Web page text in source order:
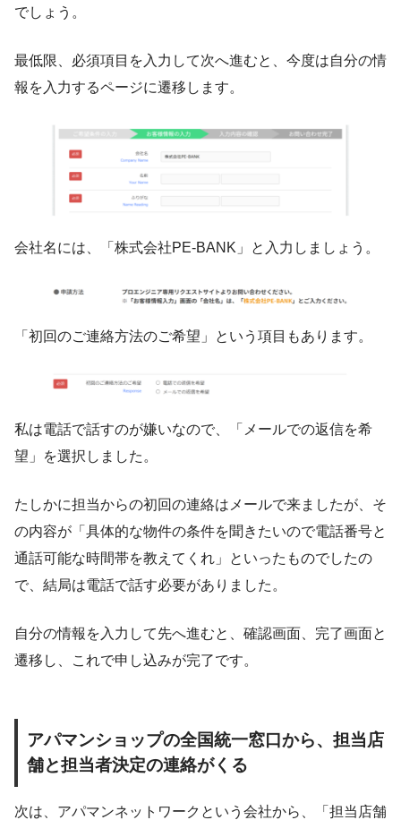
でしょう。
最低限、必須項目を入力して次へ進むと、今度は自分の情
報を入力するページに遷移します。
会社名には、「株式会社PE-BANK」と入力しましょう。
「初回のご連絡方法のご希望」という項目もあります。
私は電話で話すのが嫌いなので、「メールでの返信を希
望」を選択しました。
たしかに担当からの初回の連絡はメールで来ましたが、そ
の内容が「具体的な物件の条件を聞きたいので電話番号と
通話可能な時間帯を教えてくれ」といったものでしたの
で、結局は電話で話す必要がありました。
自分の情報を入力して先へ進むと、確認画面、完了画面と
遷移し、これで申し込みが完了です。
アパマンショップの全国統一窓口から、担当店
舗と担当者決定の連絡がくる
次は、アパマンネットワークという会社から、「担当店舗